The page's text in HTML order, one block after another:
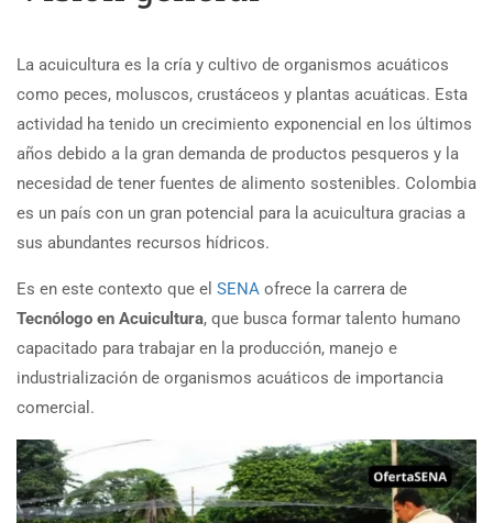
La acuicultura es la cría y cultivo de organismos acuáticos
como peces, moluscos, crustáceos y plantas acuáticas. Esta
actividad ha tenido un crecimiento exponencial en los últimos
años debido a la gran demanda de productos pesqueros y la
necesidad de tener fuentes de alimento sostenibles. Colombia
es un país con un gran potencial para la acuicultura gracias a
sus abundantes recursos hídricos.
Es en este contexto que el SENA ofrece la carrera de
Tecnólogo en Acuicultura, que busca formar talento humano
capacitado para trabajar en la producción, manejo e
industrialización de organismos acuáticos de importancia
comercial.